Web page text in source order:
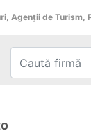
Agenții de Turism,